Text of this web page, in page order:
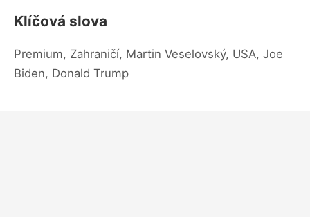
Klíčová slova
Premium, Zahraničí, Martin Veselovský, USA, Joe
Biden, Donald Trump